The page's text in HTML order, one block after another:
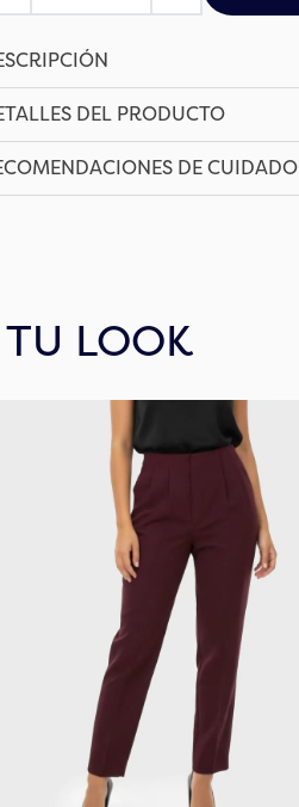
DEL PRODUCTO
DE CUIDADO
LOOK